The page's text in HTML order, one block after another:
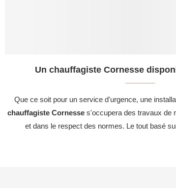
Un chauffagiste Cornesse
Que ce soit pour un service d'urgence, une
chauffagiste Cornesses'occupera des travaux de
et dans le respect des normes. Le tout basé